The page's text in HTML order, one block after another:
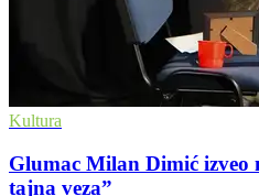
Kultura
Glumac Milan Dimić izveo
tajna veza”